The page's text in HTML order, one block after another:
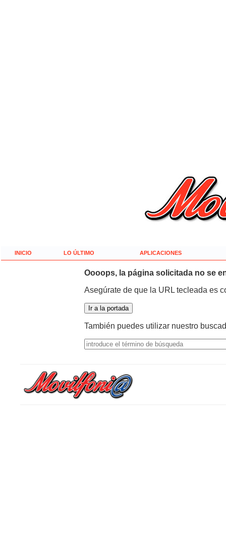
INICIO LO ÚLTIMO APLICACIONES
Oooops, la página solicitada no se
Asegúrate de que la URL tecleada es
También puedes utilizar nuestro